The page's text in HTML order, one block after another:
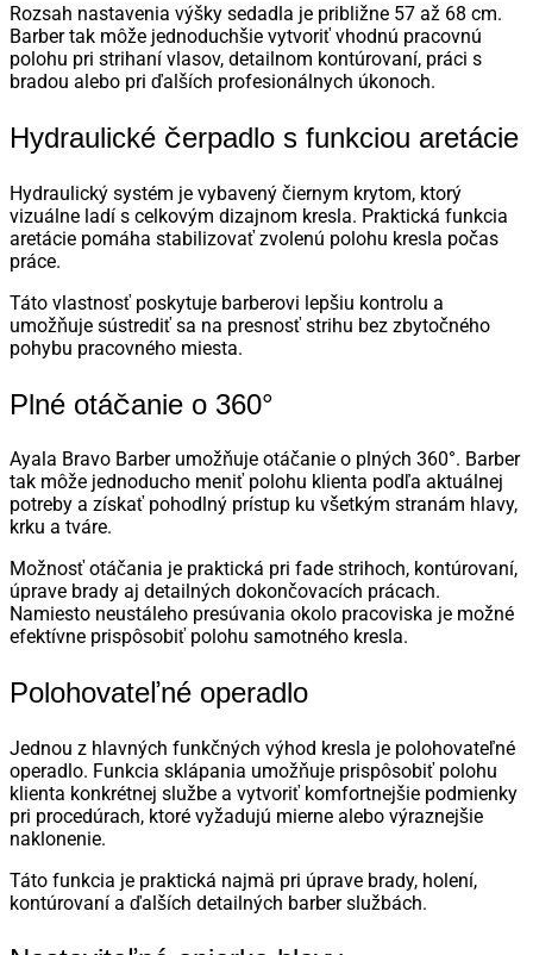
Rozsah nastavenia výšky sedadla je približne 57 až 68 cm.
Barber tak môže jednoduchšie vytvoriť vhodnú pracovnú
polohu pri strihaní vlasov, detailnom kontúrovaní, práci s
bradou alebo pri ďalších profesionálnych úkonoch.
Hydraulické čerpadlo s funkciou aretácie
Hydraulický systém je vybavený čiernym krytom, ktorý
vizuálne ladí s celkovým dizajnom kresla. Praktická funkcia
aretácie pomáha stabilizovať zvolenú polohu kresla počas
práce.
Táto vlastnosť poskytuje barberovi lepšiu kontrolu a
umožňuje sústrediť sa na presnosť strihu bez zbytočného
pohybu pracovného miesta.
Plné otáčanie o 360°
Ayala Bravo Barber umožňuje otáčanie o plných 360°. Barber
tak môže jednoducho meniť polohu klienta podľa aktuálnej
potreby a získať pohodlný prístup ku všetkým stranám hlavy,
krku a tváre.
Možnosť otáčania je praktická pri fade strihoch, kontúrovaní,
úprave brady aj detailných dokončovacích prácach.
Namiesto neustáleho presúvania okolo pracoviska je možné
efektívne prispôsobiť polohu samotného kresla.
Polohovateľné operadlo
Jednou z hlavných funkčných výhod kresla je polohovateľné
operadlo. Funkcia sklápania umožňuje prispôsobiť polohu
klienta konkrétnej službe a vytvoriť komfortnejšie podmienky
pri procedúrach, ktoré vyžadujú mierne alebo výraznejšie
naklonenie.
Táto funkcia je praktická najmä pri úprave brady, holení,
kontúrovaní a ďalších detailných barber službách.